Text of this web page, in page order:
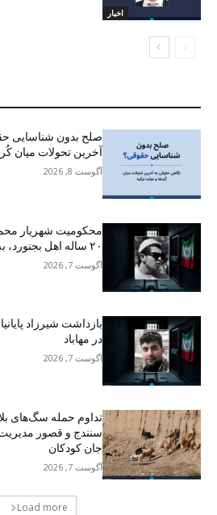
اخبار
صلح بدون شناسایی
آخرین تحولات میان
آگوست 8, 2026
محکومیت شهریار
۲۰ ساله اهل بجنورد، به دو سال حبس تعزیری
آگوست 7, 2026
بازداشت شیرزاد
در مهاباد
آگوست 7, 2026
تداوم حمله سگ‌های
سنندج و قصور
جان کودکان
آگوست 7, 2026
Load more